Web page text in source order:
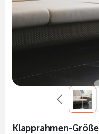
Klapprahmen-Größe